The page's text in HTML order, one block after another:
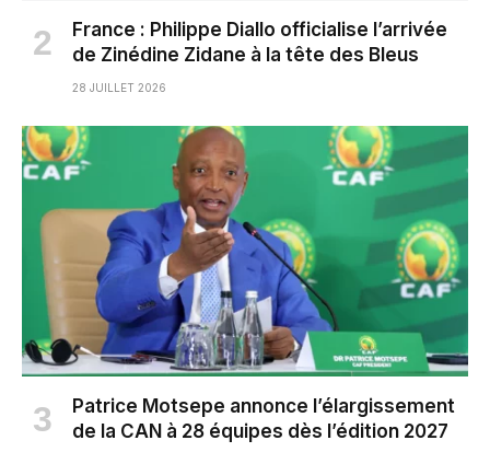
France : Philippe Diallo officialise l’arrivée
de Zinédine Zidane à la tête des Bleus
28 JUILLET 2026
Patrice Motsepe annonce l’élargissement
de la CAN à 28 équipes dès l’édition 2027